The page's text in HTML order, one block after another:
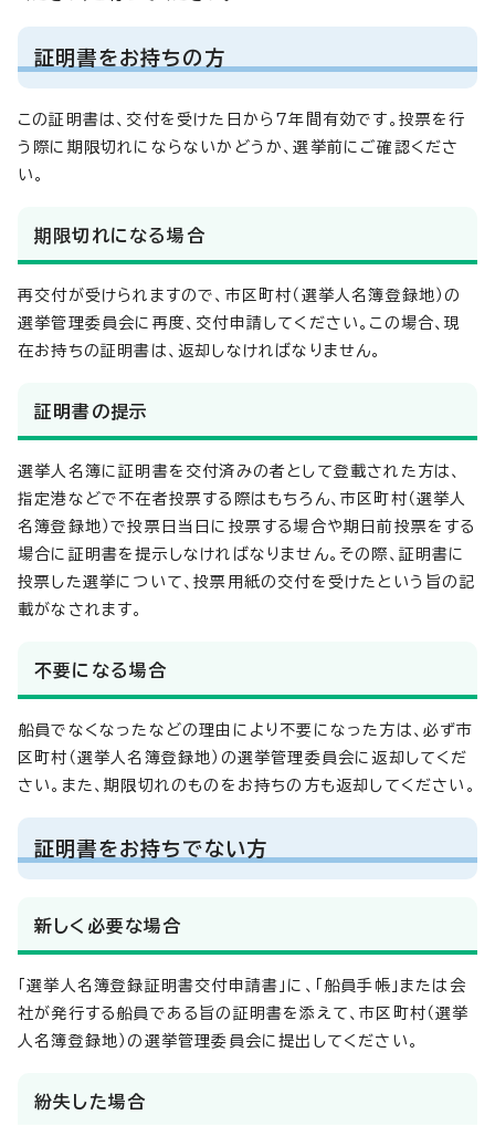
証明書をお持ちの方
この証明書は、交付を受けた日から7年間有効です。投票を行
う際に期限切れにならないかどうか、選挙前にご確認くださ
い。
期限切れになる場合
再交付が受けられますので、市区町村（選挙人名簿登録地）の
選挙管理委員会に再度、交付申請してください。この場合、現
在お持ちの証明書は、返却しなければなりません。
証明書の提示
選挙人名簿に証明書を交付済みの者として登載された方は、
指定港などで不在者投票する際はもちろん、市区町村（選挙人
名簿登録地）で投票日当日に投票する場合や期日前投票をする
場合に証明書を提示しなければなりません。その際、証明書に
投票した選挙について、投票用紙の交付を受けたという旨の記
載がなされます。
不要になる場合
船員でなくなったなどの理由により不要になった方は、必ず市
区町村（選挙人名簿登録地）の選挙管理委員会に返却してくだ
さい。また、期限切れのものをお持ちの方も返却してください。
証明書をお持ちでない方
新しく必要な場合
「選挙人名簿登録証明書交付申請書」に、「船員手帳」または会
社が発行する船員である旨の証明書を添えて、市区町村（選挙
人名簿登録地）の選挙管理委員会に提出してください。
紛失した場合